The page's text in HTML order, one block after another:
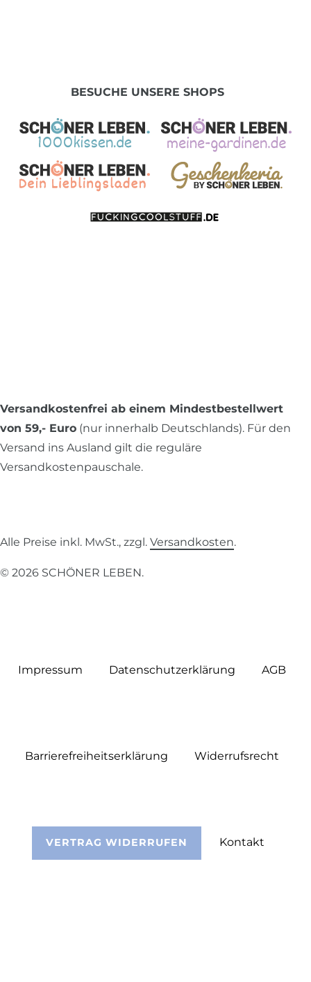
BESUCHE UNSERE SHOPS
Versandkostenfrei ab einem Mindestbestellwert
von 59,- Euro (nur innerhalb Deutschlands). Für den
Versand ins Ausland gilt die reguläre
Versandkostenpauschale.
Alle Preise inkl. MwSt., zzgl. Versandkosten.
© 2026 SCHÖNER LEBEN.
Impressum Daten­schutz­erklärung AGB
Barrierefreiheitserklärung Widerrufs­recht
VERTRAG WIDERRUFEN Kontakt